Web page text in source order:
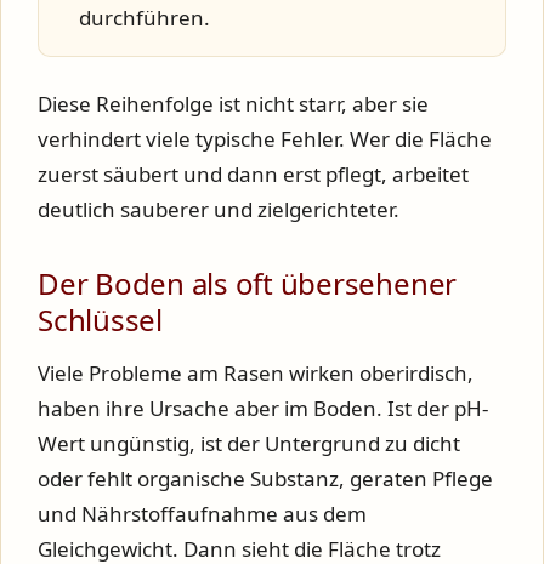
durchführen.
Diese Reihenfolge ist nicht starr, aber sie
verhindert viele typische Fehler. Wer die Fläche
zuerst säubert und dann erst pflegt, arbeitet
deutlich sauberer und zielgerichteter.
Der Boden als oft übersehener
Schlüssel
Viele Probleme am Rasen wirken oberirdisch,
haben ihre Ursache aber im Boden. Ist der pH-
Wert ungünstig, ist der Untergrund zu dicht
oder fehlt organische Substanz, geraten Pflege
und Nährstoffaufnahme aus dem
Gleichgewicht. Dann sieht die Fläche trotz